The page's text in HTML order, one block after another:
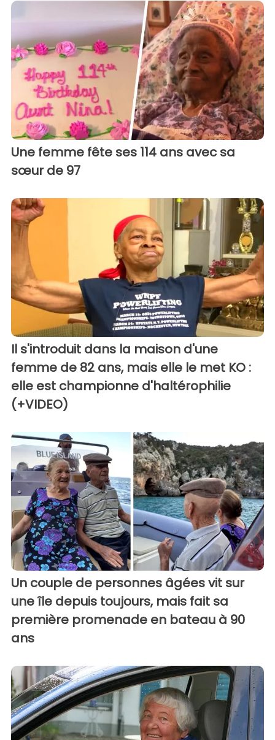
Une femme fête ses 114 ans avec sa
sœur de 97
Il s'introduit dans la maison d'une
femme de 82 ans, mais elle le met KO :
elle est championne d'haltérophilie
(+VIDEO)
Un couple de personnes âgées vit sur
une île depuis toujours, mais fait sa
première promenade en bateau à 90
ans